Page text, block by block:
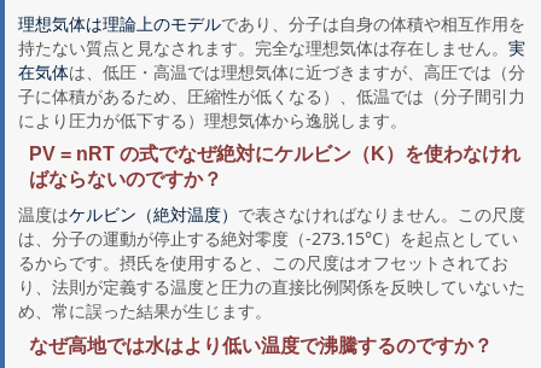
理想気体は理論上のモデルであり、分子は自身の体積や相互作用を
持たない質点と見なされます。完全な理想気体は存在しません。実
在気体は、低圧・高温では理想気体に近づきますが、高圧では（分
子に体積があるため、圧縮性が低くなる）、低温では（分子間引力
により圧力が低下する）理想気体から逸脱します。
PV = nRT の式でなぜ絶対にケルビン（K）を使わなけれ
ばならないのですか？
温度はケルビン（絶対温度） で表さなければなりません。この尺度
は、分子の運動が停止する絶対零度（-273.15°C）を起点としてい
るからです。摂氏を使用すると、この尺度はオフセットされてお
り、法則が定義する温度と圧力の直接比例関係を反映していないた
め、常に誤った結果が生じます。
なぜ高地では水はより低い温度で沸騰するのですか？